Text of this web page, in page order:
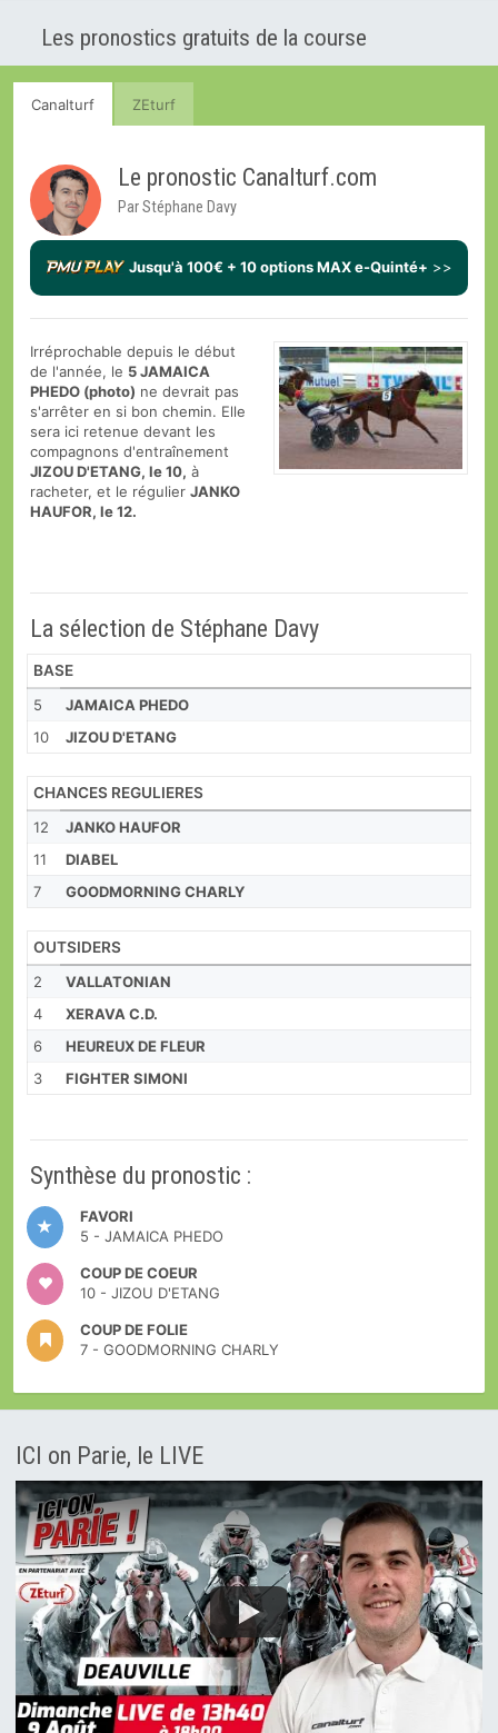
Les pronostics gratuits de la course
Canalturf ZEturf
Le pronostic Canalturf.com
Par Stéphane Davy
Jusqu'à 100€ + 10 options MAX e-Quinté+ >>
Irréprochable depuis le début
de l'année, le 5 JAMAICA
PHEDO (photo) ne devrait pas
s'arrêter en si bon chemin. Elle
sera ici retenue devant les
compagnons d'entraînement
JIZOU D'ETANG, le 10, à
racheter, et le régulier JANKO
HAUFOR, le 12.
La sélection de Stéphane Davy
BASE
5
JAMAICA PHEDO
10
JIZOU D'ETANG
CHANCES REGULIERES
12
JANKO HAUFOR
11
DIABEL
7
GOODMORNING CHARLY
OUTSIDERS
2
VALLATONIAN
4
XERAVA C.D.
6
HEUREUX DE FLEUR
3
FIGHTER SIMONI
Synthèse du pronostic :
FAVORI
5 - JAMAICA PHEDO
COUP DE COEUR
10 - JIZOU D'ETANG
COUP DE FOLIE
7 - GOODMORNING CHARLY
ICI on Parie, le LIVE